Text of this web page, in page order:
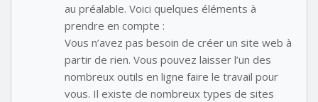
au préalable. Voici quelques éléments à
prendre en compte :
Vous n’avez pas besoin de créer un site web à
partir de rien. Vous pouvez laisser l’un des
nombreux outils en ligne faire le travail pour
vous. Il existe de nombreux types de sites